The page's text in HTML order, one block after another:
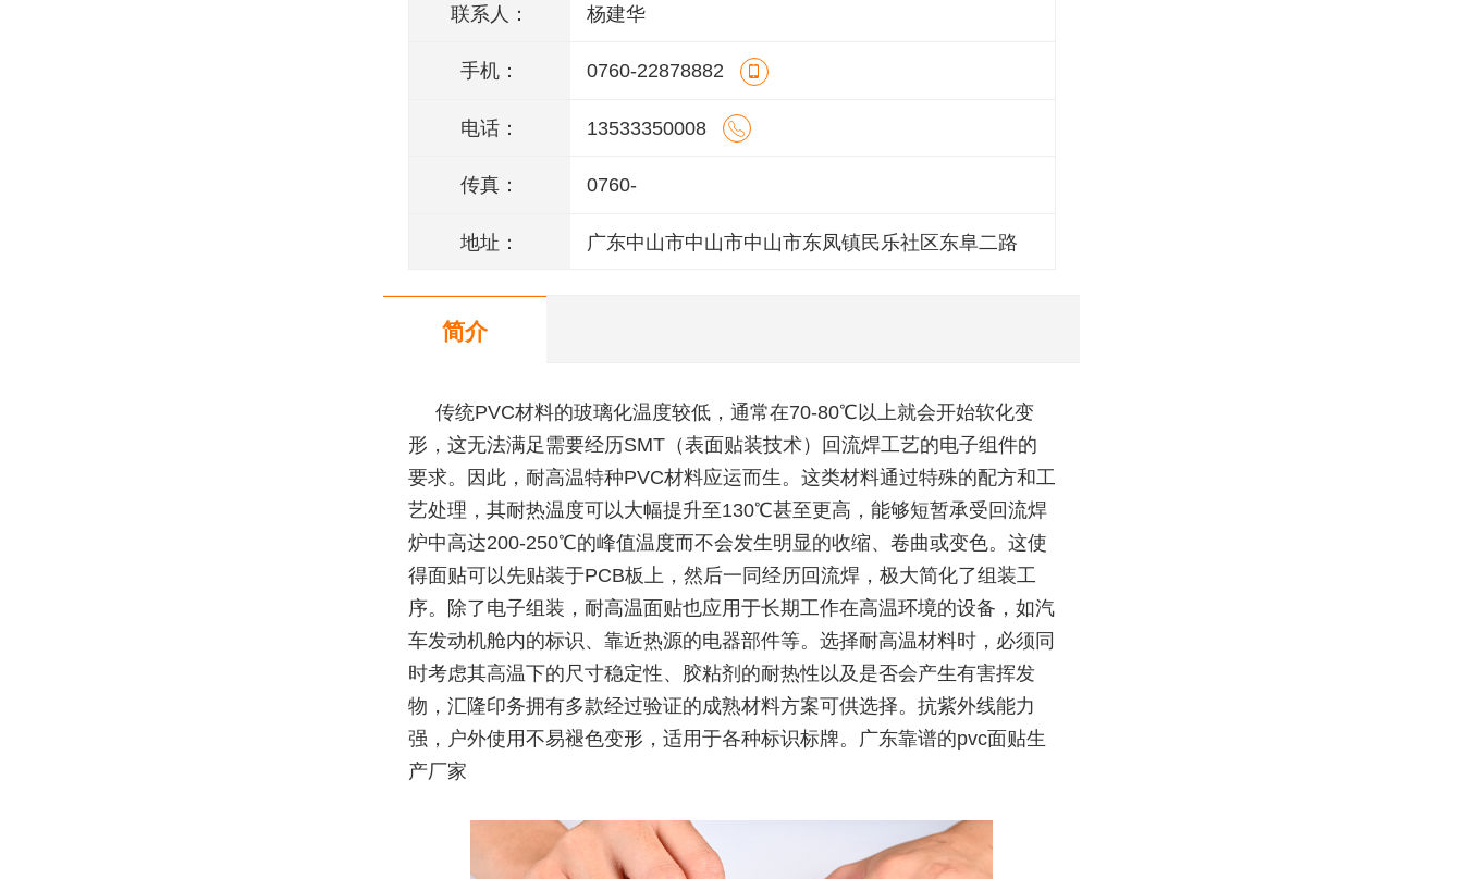
联系人： 杨建华
手机： 0760-22878882
电话： 13533350008
传真： 0760-
地址： 广东中山市中山市中山市东凤镇民乐社区东阜二路
简介
传统PVC材料的玻璃化温度较低，通常在70-80℃以上就会开始软化变
形，这无法满足需要经历SMT（表面贴装技术）回流焊工艺的电子组件的
要求。因此，耐高温特种PVC材料应运而生。这类材料通过特殊的配方和工
艺处理，其耐热温度可以大幅提升至130℃甚至更高，能够短暂承受回流焊
炉中高达200-250℃的峰值温度而不会发生明显的收缩、卷曲或变色。这使
得面贴可以先贴装于PCB板上，然后一同经历回流焊，极大简化了组装工
序。除了电子组装，耐高温面贴也应用于长期工作在高温环境的设备，如汽
车发动机舱内的标识、靠近热源的电器部件等。选择耐高温材料时，必须同
时考虑其高温下的尺寸稳定性、胶粘剂的耐热性以及是否会产生有害挥发
物，汇隆印务拥有多款经过验证的成熟材料方案可供选择。抗紫外线能力
强，户外使用不易褪色变形，适用于各种标识标牌。广东靠谱的pvc面贴生
产厂家